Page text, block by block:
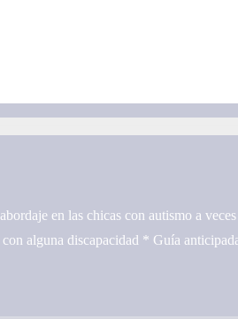
en las chicas con autismo a
alguna discapacidad * Guía